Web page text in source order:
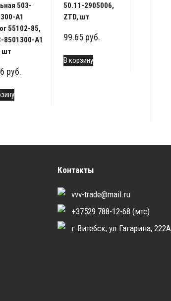
503-
А1
55102-85,
8501300-А1
шт
руб.
50.11-2905006,
ZTD, шт
99.65 руб.
В корзину
Контакты
vvv-trade@mail.ru
+37529 788-12-68 (мтс)
г.Витебск, ул.Гагарина, 222А